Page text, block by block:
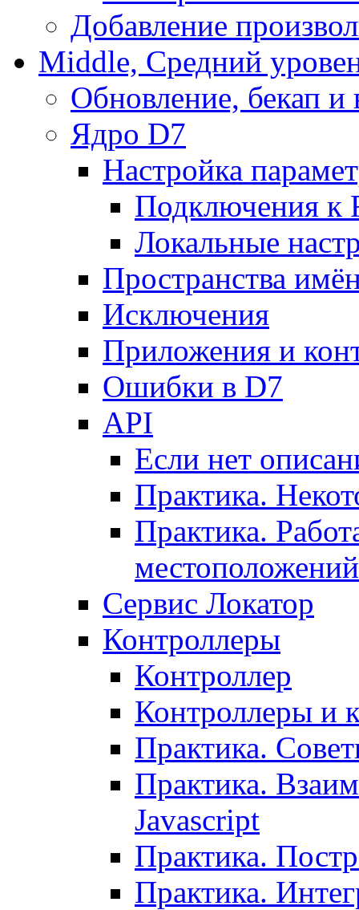
Добавление
Middle, Средний
Обновление, бекап и
Ядро D7
Настройка
Подключения к
Локальные
Пространства
Исключения
Приложения и
Ошибки в D7
API
Если нет
Практика.
Практика.
местоположений
Сервис Локатор
Контроллеры
Контроллер
Контроллеры и
Практика.
Практика.
Javascript
Практика.
Практика.